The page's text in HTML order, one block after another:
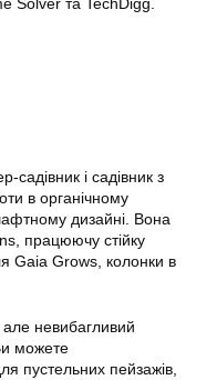
Solver та TechDigg.
і садівник з
в органічному
дизайні. Вона
працюючу стійку
Gaia Grows, колонки в
невибагливий
можете
пустельних пейзажів,